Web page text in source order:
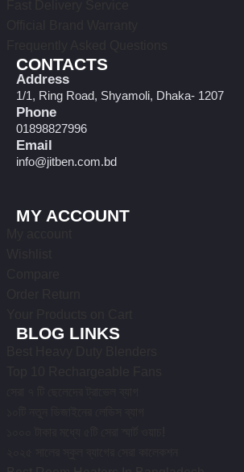
CONTACTS
Address
1/1, Ring Road, Shyamoli, Dhaka- 1207
Phone
01898827996
Email
info@jitben.com.bd
MY ACCOUNT
BLOG LINKS